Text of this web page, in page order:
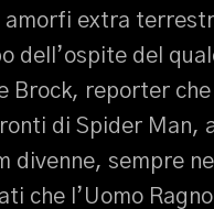
extra
dell’ospite del
Brock, reporter
di Spider Man,
divenne, sempre
che l’Uomo